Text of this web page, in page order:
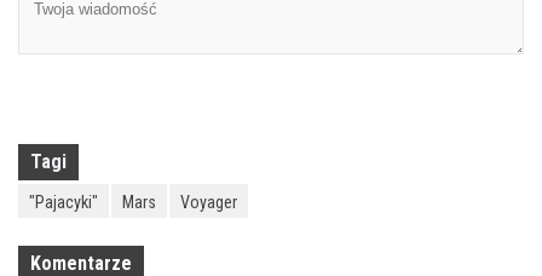
Tagi
"Pajacyki" Mars Voyager
Komentarze